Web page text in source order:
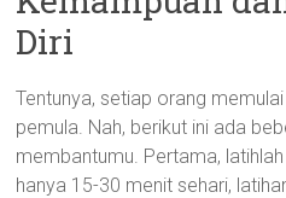
Diri
Tentunya, setiap orang
pemula. Nah, berikut ini ada
membantumu. Pertama,
hanya 15-30 menit sehari,